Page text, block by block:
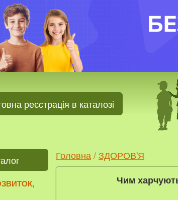
реєстрація в каталозі
Головна / ЗДОРОВ'Я
Чим